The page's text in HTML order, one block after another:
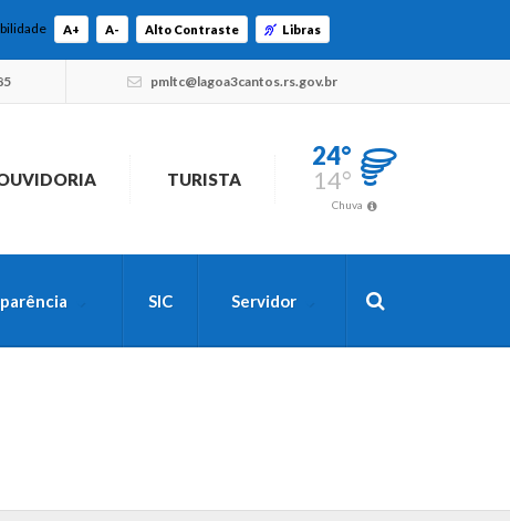
A+ A- Alto Contraste Libras
pmltc@lagoa3cantos.rs.gov.br
TURISTA
24°
14°
Chuva
SIC Servidor